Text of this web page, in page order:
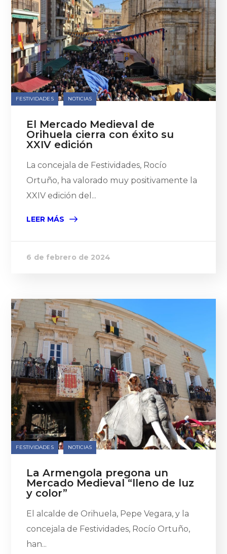
FESTIVIDADES NOTICIAS
El Mercado Medieval de
Orihuela cierra con éxito su
XXIV edición
La concejala de Festividades, Rocío
Ortuño, ha valorado muy positivamente la
XXIV edición del...
LEER MÁS
6 de febrero de 2024
FESTIVIDADES NOTICIAS
La Armengola pregona un
Mercado Medieval “lleno de luz
y color”
El alcalde de Orihuela, Pepe Vegara, y la
concejala de Festividades, Rocío Ortuño,
han...